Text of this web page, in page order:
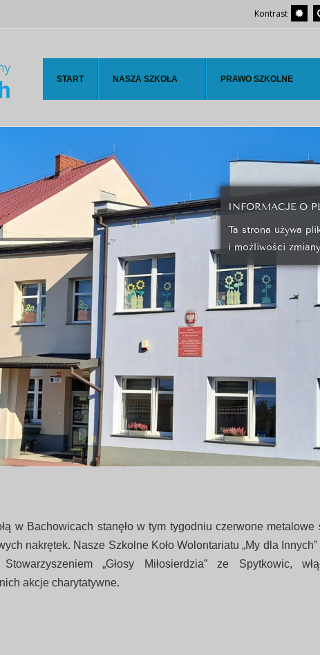
Kontrast
START NASZA SZKOŁA PRAWO SZKOLNE
w Bachowicach stanęło w tym tygodniu czerwone metalowe
nakrętek. Nasze Szkolne Koło Wolontariatu „My dla
„Głosy Miłosierdzia” ze Spytkowic,
akcje charytatywne.
INFORMACJE O
Ta strona używa
i możliwości